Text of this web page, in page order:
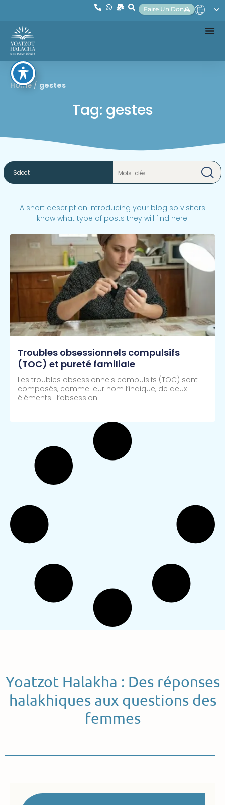
Faire Un Don
Home/ gestes
Tag: gestes
A short description introducing your blog so visitors
know what type of posts they will find here.
Troubles obsessionnels compulsifs
(TOC) et pureté familiale
Les troubles obsessionnels compulsifs (TOC) sont
composés, comme leur nom l’indique, de deux
éléments : l’obsession
Yoatzot Halakha : Des réponses
halakhiques aux questions des
femmes